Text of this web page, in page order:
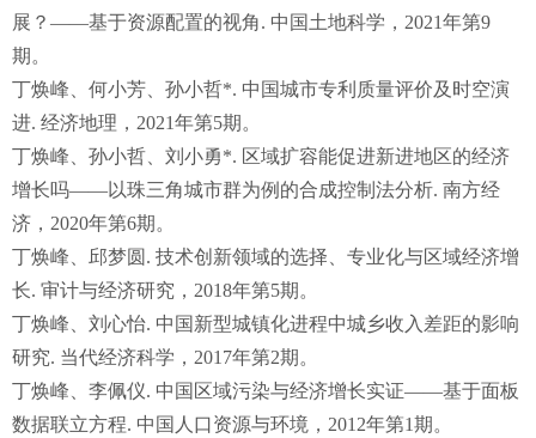
展？——基于资源配置的视角. 中国土地科学，2021年第9
期。
丁焕峰、何小芳、孙小哲*. 中国城市专利质量评价及时空演
进. 经济地理，2021年第5期。
丁焕峰、孙小哲、刘小勇*. 区域扩容能促进新进地区的经济
增长吗——以珠三角城市群为例的合成控制法分析. 南方经
济，2020年第6期。
丁焕峰、邱梦圆. 技术创新领域的选择、专业化与区域经济增
长. 审计与经济研究，2018年第5期。
丁焕峰、刘心怡. 中国新型城镇化进程中城乡收入差距的影响
研究. 当代经济科学，2017年第2期。
丁焕峰、李佩仪. 中国区域污染与经济增长实证——基于面板
数据联立方程. 中国人口资源与环境，2012年第1期。